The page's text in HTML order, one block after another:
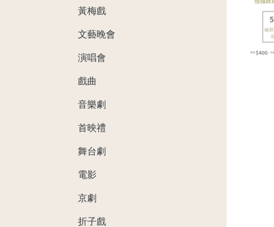
黃梅戲
文藝晚會
演唱會
戲曲
音樂劇
首映禮
舞台劇
電影
京劇
折子戲